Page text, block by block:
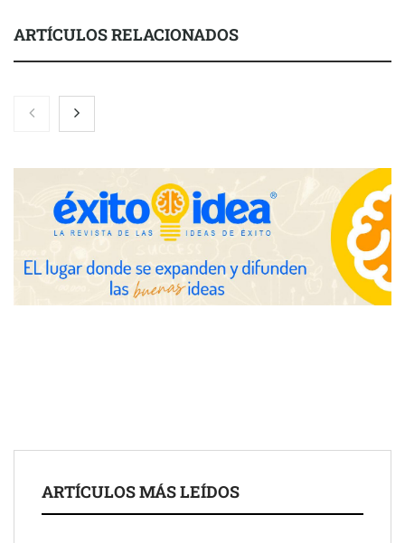
ARTÍCULOS RELACIONADOS
Servimudanzas supera las 3.000 reseñas con 4,8 estrellas en
mudanzas en Barcelona
ARTÍCULOS MÁS LEÍDOS